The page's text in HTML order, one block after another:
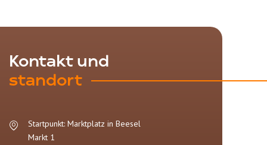
Kontakt und
standort
Startpunkt: Marktplatz in Beesel
Markt 1